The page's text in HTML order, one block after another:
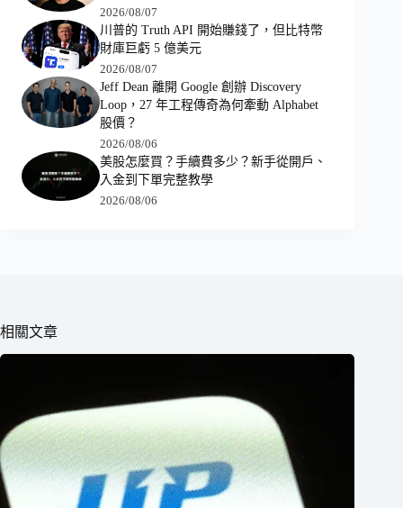
2026/08/07
川普的 Truth API 開始賺錢了，但比特幣
財庫巨虧 5 億美元
2026/08/07
Jeff Dean 離開 Google 創辦 Discovery
Loop，27 年工程傳奇為何牽動 Alphabet
股價？
2026/08/06
美股怎麼買？手續費多少？新手從開戶、
入金到下單完整教學
2026/08/06
相關文章